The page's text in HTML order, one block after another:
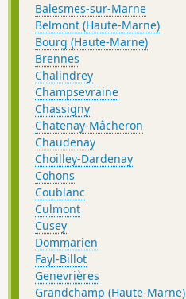
Balesmes-sur-Marne
Belmont (Haute-Marne)
Bourg (Haute-Marne)
Brennes
Chalindrey
Champsevraine
Chassigny
Chatenay-Mâcheron
Chaudenay
Choilley-Dardenay
Cohons
Coublanc
Culmont
Cusey
Dommarien
Fayl-Billot
Genevrières
Grandchamp (Haute-Marne)